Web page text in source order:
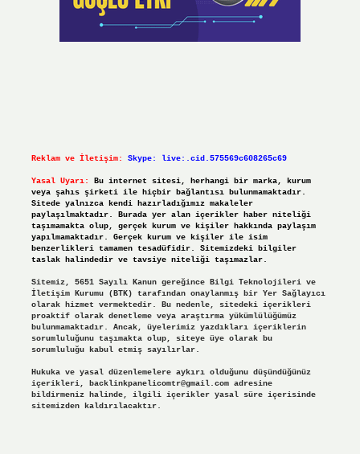
Reklam ve İletişim: Skype: live:.cid.575569c608265c69
Yasal Uyarı:
Bu internet sitesi, herhangi bir marka, kurum
veya şahıs şirketi ile hiçbir bağlantısı bulunmamaktadır.
Sitede yalnızca kendi hazırladığımız makaleler
paylaşılmaktadır. Burada yer alan içerikler haber niteliği
taşımamakta olup, gerçek kurum ve kişiler hakkında paylaşım
yapılmamaktadır. Gerçek kurum ve kişiler ile isim
benzerlikleri tamamen tesadüfidir. Sitemizdeki bilgiler
taslak halindedir ve tavsiye niteliği taşımazlar.
Sitemiz, 5651 Sayılı Kanun gereğince Bilgi Teknolojileri ve
İletişim Kurumu (BTK) tarafından onaylanmış bir Yer Sağlayıcı
olarak hizmet vermektedir. Bu nedenle, sitedeki içerikleri
proaktif olarak denetleme veya araştırma yükümlülüğümüz
bulunmamaktadır. Ancak, üyelerimiz yazdıkları içeriklerin
sorumluluğunu taşımakta olup, siteye üye olarak bu
sorumluluğu kabul etmiş sayılırlar.
Hukuka ve yasal düzenlemelere aykırı olduğunu düşündüğünüz
içerikleri, backlinkpanelicomtr@gmail.comadresine
bildirmeniz halinde, ilgili içerikler yasal süre içerisinde
sitemizden kaldırılacaktır.